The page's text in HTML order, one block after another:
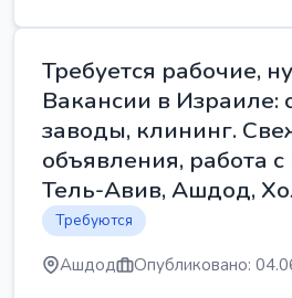
Требуется рабочие,
Вакансии в Израиле:
заводы, клининг.
объявления, работа
Тель-Авив, Ашдод,
Требуются
Ашдод Опубликовано: